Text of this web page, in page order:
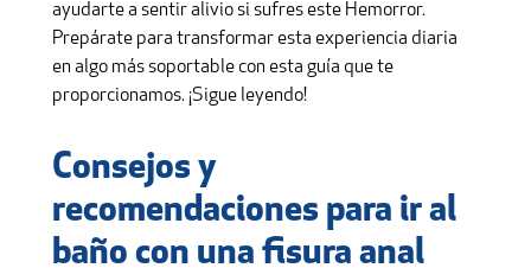
ayudarte a sentir alivio si sufres este Hemorror.
Prepárate para transformar esta experiencia diaria
en algo más soportable con esta guía que te
proporcionamos. ¡Sigue leyendo!
Consejos y
recomendaciones para ir al
baño con una fisura anal